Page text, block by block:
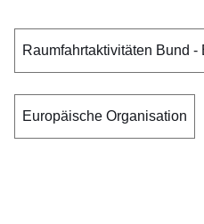
Raumfahrtaktivitäten Bund -
Europäische Organisation